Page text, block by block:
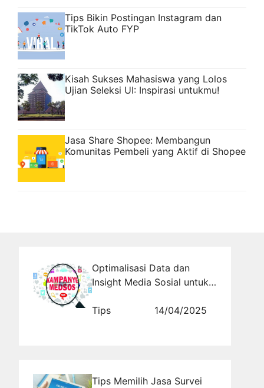
Tips Bikin Postingan Instagram dan
TikTok Auto FYP
Kisah Sukses Mahasiswa yang Lolos
Ujian Seleksi UI: Inspirasi untukmu!
Jasa Share Shopee: Membangun
Komunitas Pembeli yang Aktif di Shopee
Optimalisasi Data dan
Insight Media Sosial untuk
Tips
14/04/2025
Tips Memilih Jasa Survei